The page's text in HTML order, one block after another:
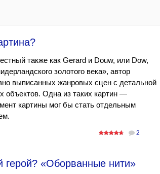
также как Gerard и Douw, или Dow,
золотого века», автор
выписанных жанровых сцен с детальной
объектов. Одна из таких картин —
картины мог бы стать отдельным
2
герой? «Оборванные нити»